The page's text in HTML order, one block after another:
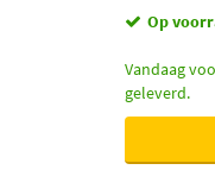
Op
Vandaag
geleverd.